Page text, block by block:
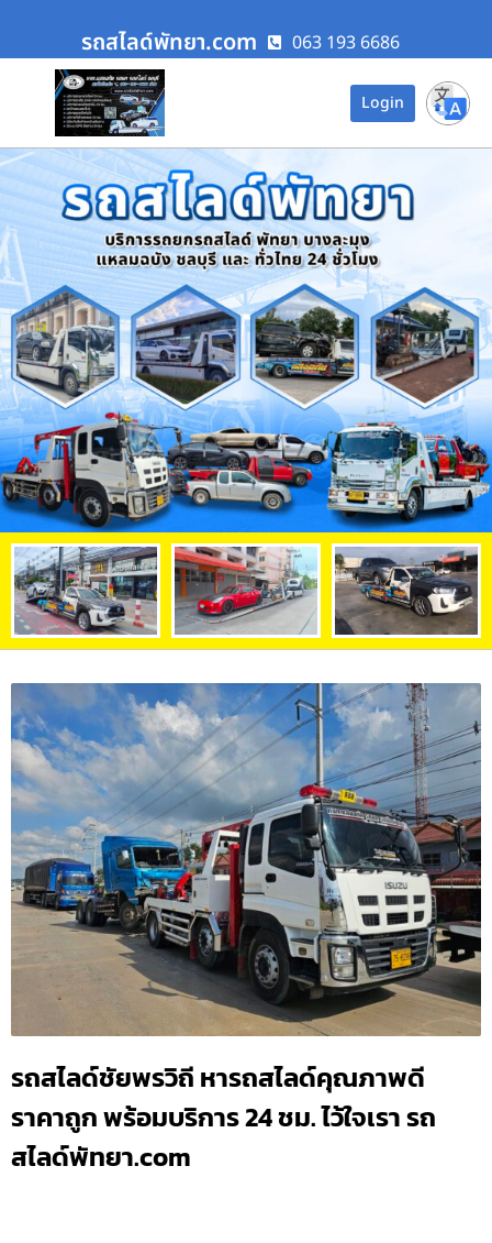
รถสไลด์พัทยา.com 063 193 6686
Login
รถสไลด์ชัยพรวิถี หารถสไลด์คุณภาพดี
ราคาถูก พร้อมบริการ 24 ชม. ไว้ใจเรา รถ
สไลด์พัทยา.com